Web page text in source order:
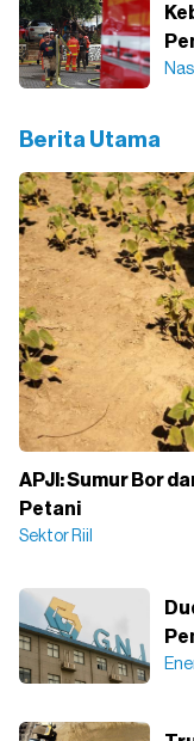
Berita Utama
APJI: Sumur Bor
Petani
Sektor Riil